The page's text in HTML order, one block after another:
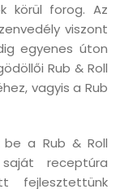
körül forog. Az
viszont
egyenes úton
Rub & Roll
vagyis a Rub
a Rub & Roll
receptúra
fejlesztettünk